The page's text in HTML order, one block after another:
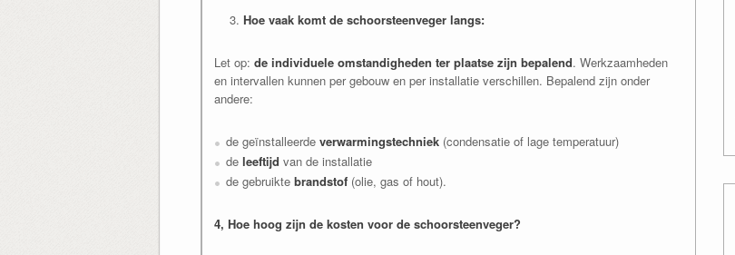
Hoe vaak komt de schoorsteenveger langs:
Let op: de individuele omstandigheden ter plaatse zijn bepalend. Werkzaamheden
en intervallen kunnen per gebouw en per installatie verschillen. Bepalend zijn onder
andere:
de geïnstalleerde verwarmingstechniek(condensatie of lage temperatuur)
de leeftijd van de installatie
de gebruikte brandstof(olie, gas of hout).
4, Hoe hoog zijn de kosten voor de schoorsteenveger?